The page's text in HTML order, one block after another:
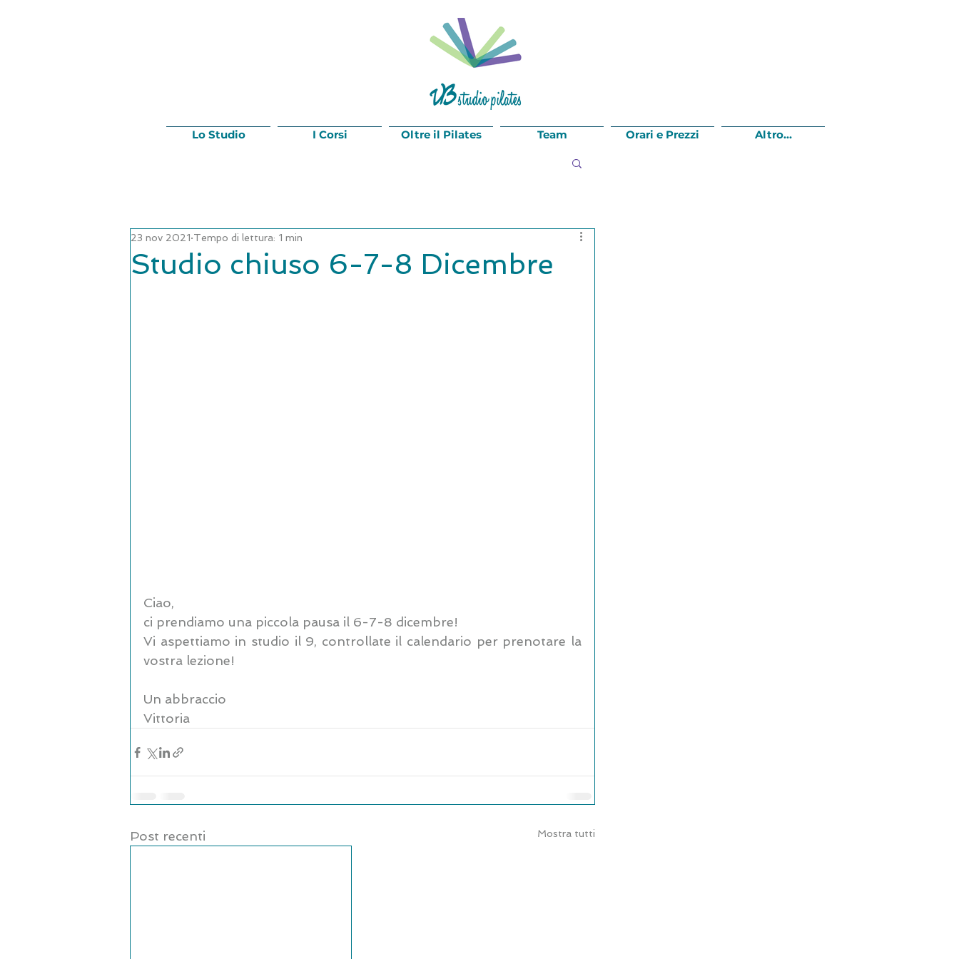
Lo Studio I Corsi Oltre il Pilates Team Orari e Prezzi Altro...
Studio chiuso 6-7-8 Dicembre
23 nov 2021 Tempo di lettura: 1 min
Ciao,
ci prendiamo una piccola pausa il 6-7-8 dicembre!
Vi aspettiamo in studio il 9, controllate il calendario per prenotare la
vostra lezione!
Un abbraccio
Vittoria
Post recenti Mostra tutti